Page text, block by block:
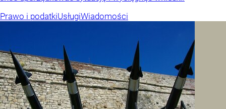
Prawo i podatkiUsługiWiadomości